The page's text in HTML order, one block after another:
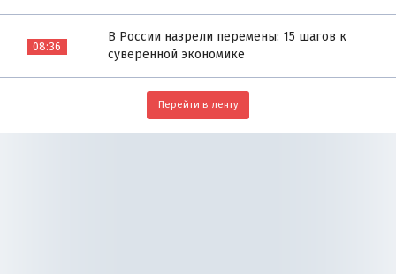
08:36
В России назрели перемены: 15 шагов к
суверенной экономике
Перейти в ленту